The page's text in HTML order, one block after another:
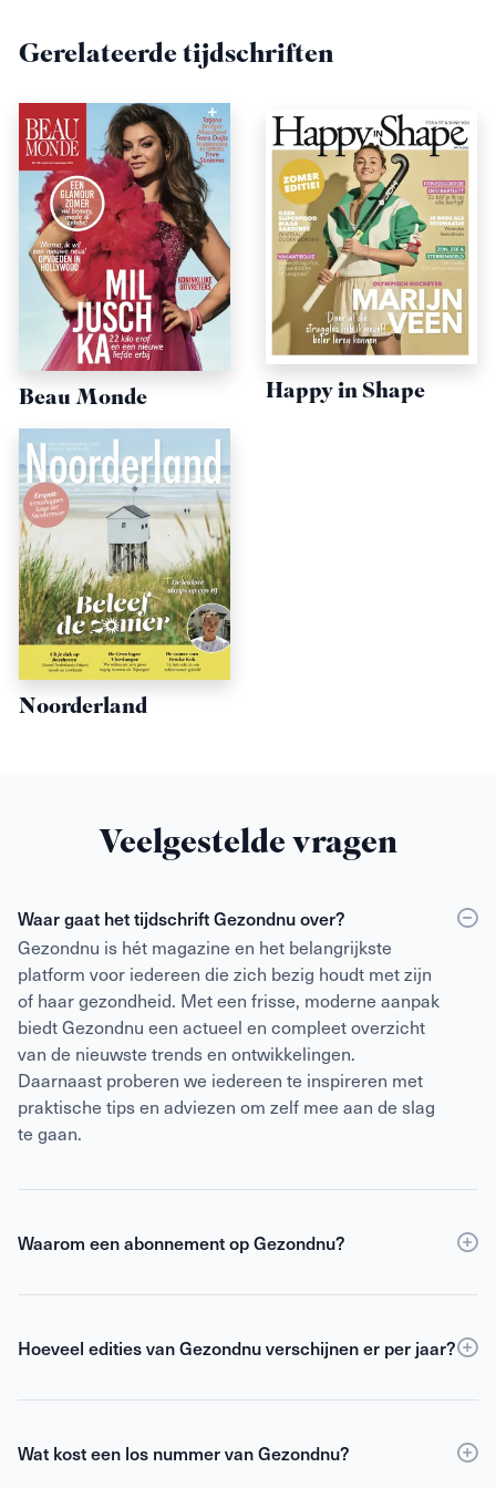
Gerelateerde tijdschriften
Beau Monde Happy in Shape
Noorderland
Veelgestelde vragen
Waar gaat het tijdschrift Gezondnu over?
Gezondnu is hét magazine en het belangrijkste
platform voor iedereen die zich bezig houdt met zijn
of haar gezondheid. Met een frisse, moderne aanpak
biedt Gezondnu een actueel en compleet overzicht
van de nieuwste trends en ontwikkelingen.
Daarnaast proberen we iedereen te inspireren met
praktische tips en adviezen om zelf mee aan de slag
te gaan.
Waarom een abonnement op Gezondnu?
Eenabonnementop Gezondnu is de slimste keuze
opzichte van losse verkoop én toegang tot de digitale
geïnformeerd en geïnspireerd om het beste uit jezelf
Hoeveel edities van Gezondnu verschijnen er per jaar?
Gezondnu verschijnt 6 keer per jaar.
Wat kost een los nummer van Gezondnu?